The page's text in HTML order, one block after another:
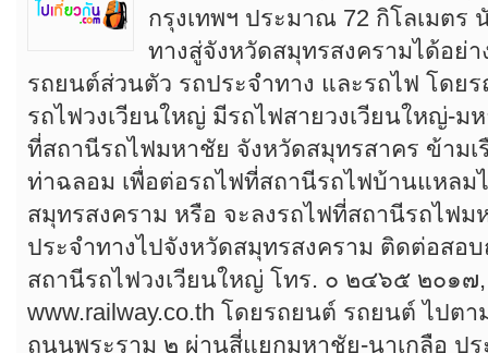
กรุงเทพฯ ประมาณ 72 กิโลเมตร
ทางสู่จังหวัดสมุทรสงครามได้อย่
รถยนต์ส่วนตัว รถประจำทาง และรถไฟ โดย
รถไฟวงเวียนใหญ่ มีรถไฟสายวงเวียนใหญ่-ม
ที่สถานีรถไฟมหาชัย จังหวัดสมุทรสาคร ข้ามเ
ท่าฉลอม เพื่อต่อรถไฟที่สถานีรถไฟบ้านแหลม
สมุทรสงคราม หรือ จะลงรถไฟที่สถานีรถไฟม
ประจำทางไปจังหวัดสมุทรสงคราม ติดต่อสอ
สถานีรถไฟวงเวียนใหญ่ โทร. ๐ ๒๔๖๕ ๒๐๑
www.railway.co.th โดยรถยนต์ รถยนต์ ไปต
ถนนพระราม ๒ ผ่านสี่แยกมหาชัย-นาเกลือ ป